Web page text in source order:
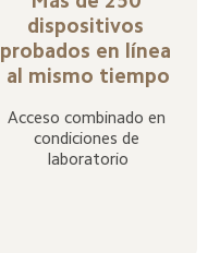
dispositivos
probados en línea
al mismo tiempo
Acceso combinado en
condiciones de
laboratorio